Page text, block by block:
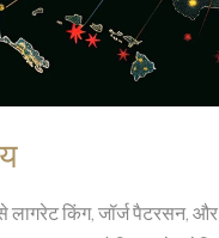
किंग, जॉर्ज पैटरसन,